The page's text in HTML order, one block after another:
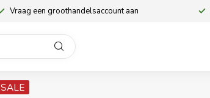
Vraag een groothandelsaccount aan
SALE